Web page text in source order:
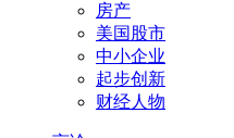
房产
美国股市
中小企业
起步创新
财经人物